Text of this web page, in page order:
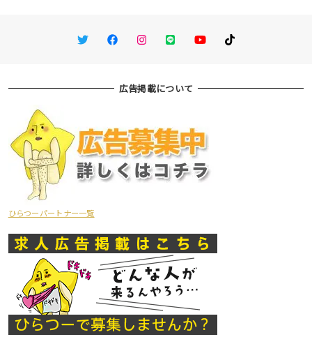
TwitterFacebookInstagram
LINE You TubeTikTok
広告掲載について
ひらつーパートナー一覧